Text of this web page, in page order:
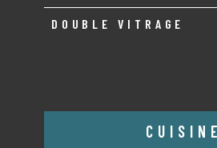
DOUBLE VITRAGE
CUISINE